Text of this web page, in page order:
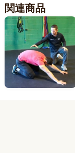
関連商品